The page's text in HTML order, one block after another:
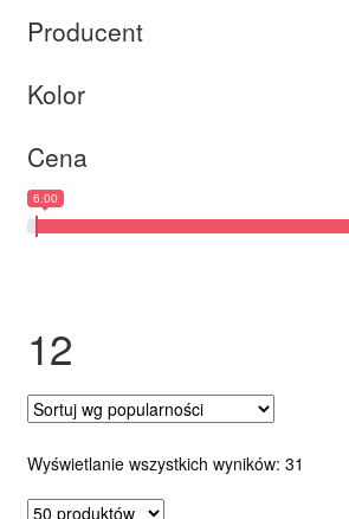
Tematyczne
Blog
Wyprzedaż
Nowości
12
Wyświetlanie wszystkich wyników: 31
Producent
Kolor
Cena
6.00